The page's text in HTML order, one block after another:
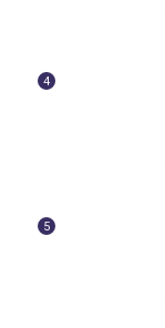
4
5